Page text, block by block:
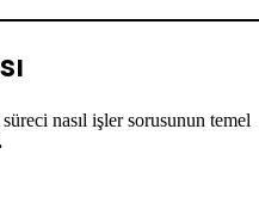
nasıl işler sorusunun temel